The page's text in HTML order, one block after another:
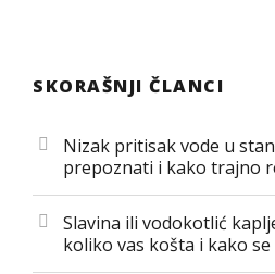
SKORAŠNJI ČLANCI
Nizak pritisak vode u
prepoznati i kako trajno
Slavina ili vodokotlić
koliko vas košta i kako